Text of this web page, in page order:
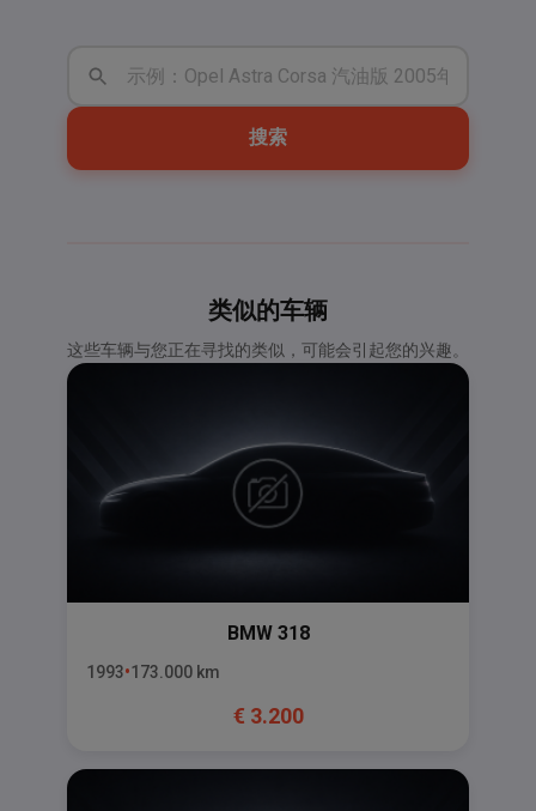
搜索
类似的车辆
这些车辆与您正在寻找的类似，可能会引起您的兴趣。
BMW 318
1993 173.000 km
€ 3.200